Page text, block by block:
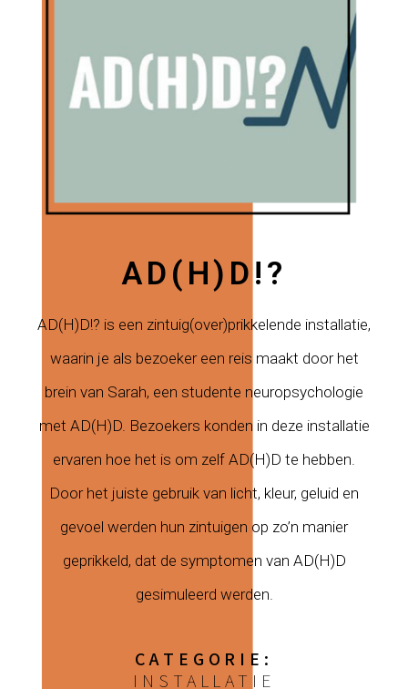
AD(H)D!?
AD(H)D!? is een zintuig(over)prikkelende installatie,
waarin je als bezoeker een reis maakt door het
brein van Sarah, een studente neuropsychologie
met AD(H)D. Bezoekers konden in deze installatie
ervaren hoe het is om zelf AD(H)D te hebben.
Door het juiste gebruik van licht, kleur, geluid en
gevoel werden hun zintuigen op zo’n manier
geprikkeld, dat de symptomen van AD(H)D
gesimuleerd werden.
CATEGORIE:
INSTALLATIE